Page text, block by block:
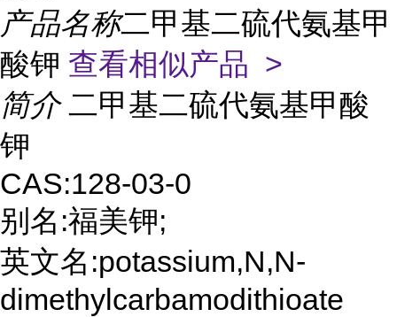
产品名称二甲基二硫代氨基甲
酸钾 查看相似产品 >
简介 二甲基二硫代氨基甲酸
钾
CAS:128-03-0
别名:福美钾;
英文名:potassium,N,N-
dimethylcarbamodithioate